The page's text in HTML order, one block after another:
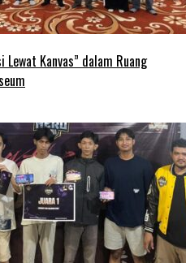
Kanvas” dalam Ruang